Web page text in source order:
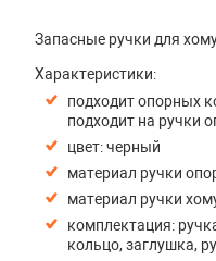
Запасные ручки для
Характеристики:
подходит опорных
подходит на ручки
цвет: черный
материал ручки
материал ручки
комплектация:
кольцо, заглушка,